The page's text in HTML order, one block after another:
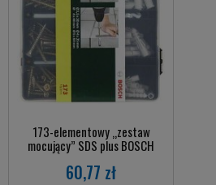
173-elementowy „zestaw
mocujący” SDS plus BOSCH
60,77 zł